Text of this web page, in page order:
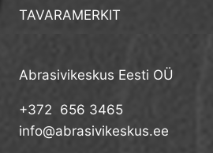
TAVARAMERKIT
Abrasivikeskus Eesti OÜ
+372 656 3465
info@abrasivikeskus.ee